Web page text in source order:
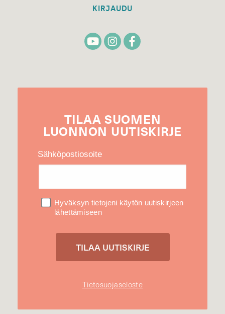
KIRJAUDU
TILAA SUOMEN
LUONNON UUTIS­KIRJE
Sähköpostiosoite
Hyväksyn tietojeni käytön uutiskirjeen
lähettämiseen
Tietosuojaseloste